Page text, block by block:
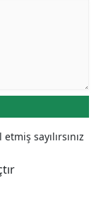
sayılırsınız